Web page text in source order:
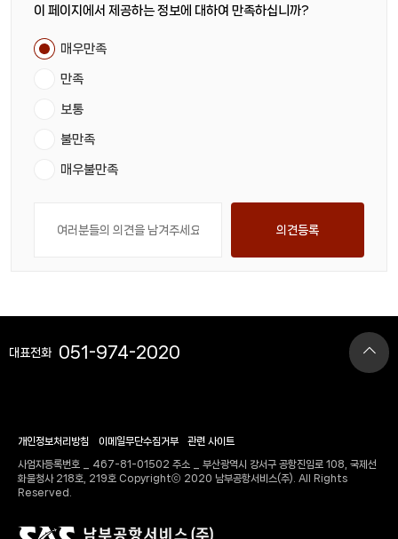
이 페이지에서 제공하는 정보에 대하여 만족하십니까?
매우만족
만족
보통
불만족
매우불만족
의견등록
대표전화 051-974-2020
개인정보처리방침 이메일무단수집거부 관련 사이트
사업자등록번호 _ 467-81-01502 주소 _ 부산광역시 강서구 공항진입로 108, 국제선
화물청사 218호, 219호 Copyrightⓒ 2020 남부공항서비스(주). All Rights
Reserved.